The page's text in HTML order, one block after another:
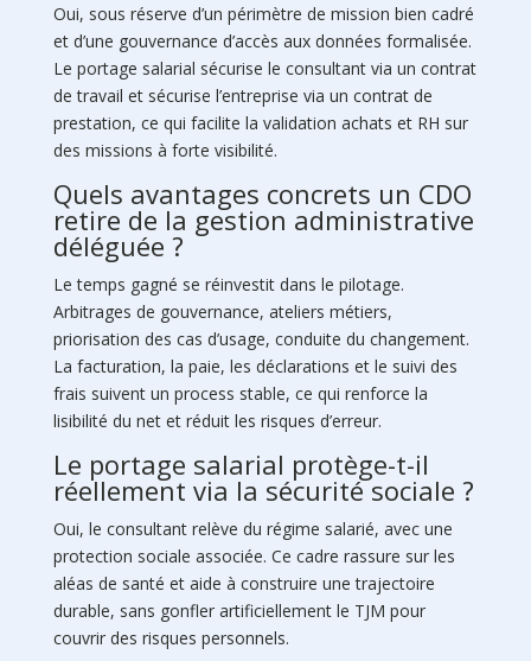
Oui, sous réserve d’un périmètre de mission bien cadré
et d’une gouvernance d’accès aux données formalisée.
Le portage salarial sécurise le consultant via un contrat
de travail et sécurise l’entreprise via un contrat de
prestation, ce qui facilite la validation achats et RH sur
des missions à forte visibilité.
Quels avantages concrets un CDO
retire de la gestion administrative
déléguée ?
Le temps gagné se réinvestit dans le pilotage.
Arbitrages de gouvernance, ateliers métiers,
priorisation des cas d’usage, conduite du changement.
La facturation, la paie, les déclarations et le suivi des
frais suivent un process stable, ce qui renforce la
lisibilité du net et réduit les risques d’erreur.
Le portage salarial protège-t-il
réellement via la sécurité sociale ?
Oui, le consultant relève du régime salarié, avec une
protection sociale associée. Ce cadre rassure sur les
aléas de santé et aide à construire une trajectoire
durable, sans gonfler artificiellement le TJM pour
couvrir des risques personnels.